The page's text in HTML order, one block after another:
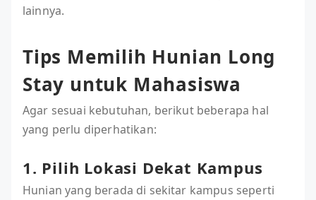
lainnya.
Tips Memilih Hunian Long
Stay untuk Mahasiswa
Agar sesuai kebutuhan, berikut beberapa hal
yang perlu diperhatikan:
1. Pilih Lokasi Dekat Kampus
Hunian yang berada di sekitar kampus seperti